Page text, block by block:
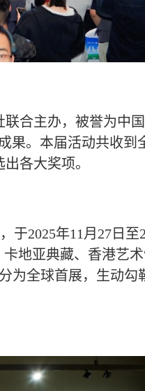
合主办，被誉为中
果。本届活动共收到
各大奖项。
2025年11月27日至
地亚典藏、香港艺
为全球首展，生动勾